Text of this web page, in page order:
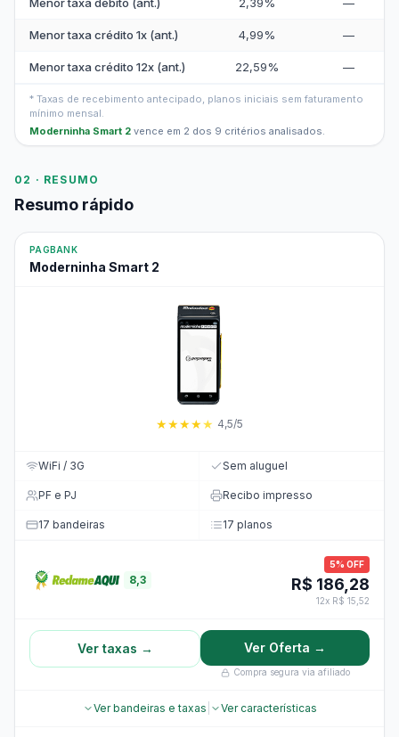
Menor taxa crédito 1x (ant.) 4,99% —
Menor taxa crédito 12x (ant.) 22,59% —
* Taxas de recebimento antecipado, planos iniciais sem faturamento
mínimo mensal.
Moderninha Smart 2 vence em 2 dos 9 critérios analisados.
02 · RESUMO
Resumo rápido
PAGBANK
Moderninha Smart 2
★★★★★ 4,5/5
WiFi / 3G Sem aluguel
PF e PJ Recibo impresso
17 bandeiras 17 planos
8,3
5% OFF
R$ 186,28
12x R$ 15,52
Ver taxas → Ver Oferta →
Compra segura via afiliado
Ver bandeiras e taxas Ver características